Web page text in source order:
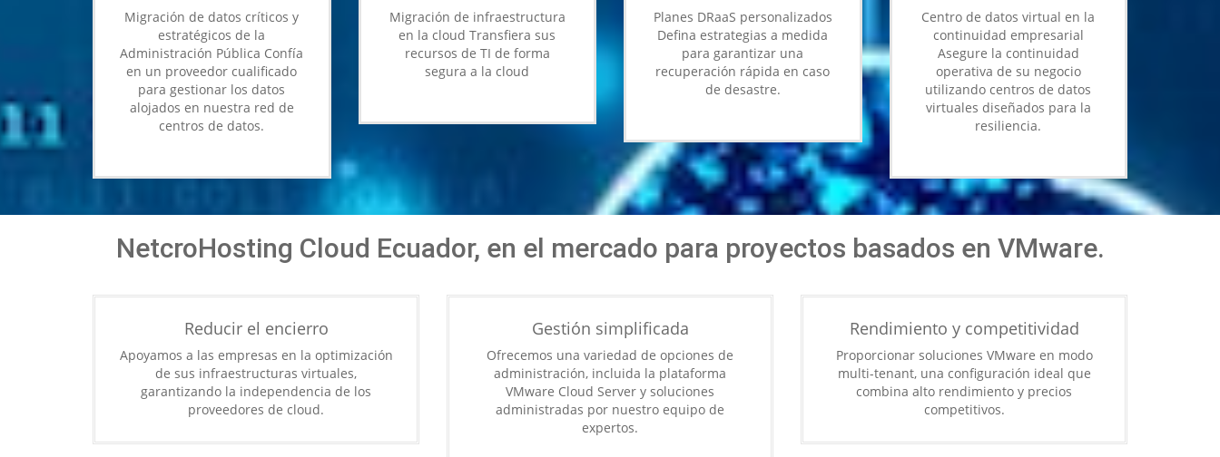
Migración de datos críticos y
estratégicos de la
Administración Pública Confía
en un proveedor cualificado
para gestionar los datos
alojados en nuestra red de
centros de datos.
Migración de infraestructura
en la cloud Transfiera sus
recursos de TI de forma
segura a la cloud
Planes DRaaS personalizados
Defina estrategias a medida
para garantizar una
recuperación rápida en caso
de desastre.
Centro de datos virtual en la
continuidad empresarial
Asegure la continuidad
operativa de su negocio
utilizando centros de datos
virtuales diseñados para la
resiliencia.
NetcroHosting Cloud Ecuador, en el mercado para proyectos basados ​​en VMware.
Reducir el encierro
Apoyamos a las empresas en la optimización
de sus infraestructuras virtuales,
garantizando la independencia de los
proveedores de cloud.
Gestión simplificada
Ofrecemos una variedad de opciones de
administración, incluida la plataforma
VMware Cloud Server y soluciones
administradas por nuestro equipo de
expertos.
Rendimiento y competitividad
Proporcionar soluciones VMware en modo
multi-tenant, una configuración ideal que
combina alto rendimiento y precios
competitivos.